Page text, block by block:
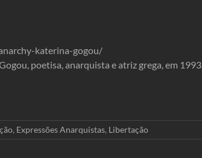
katerina-gogou/
poetisa, anarquista e atriz grega, em 1993.
, Expressões Anarquistas, Libertação